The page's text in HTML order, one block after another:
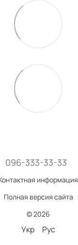
096-333-33-33
информация
Полная версия сайта
© 2026
Укр Рус